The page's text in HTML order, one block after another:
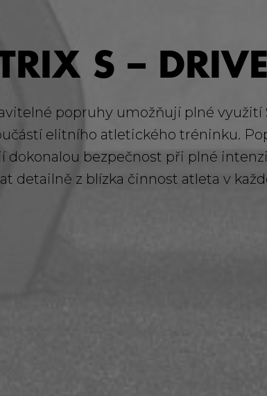
S – DRIVE
popruhy umožňují plné využití
elitního atletického tréninku.
dokonalou bezpečnost při plné
detailně z blízka činnost atleta v